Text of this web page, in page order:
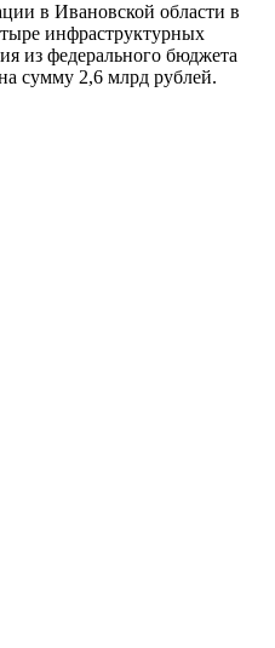
в Ивановской области в
инфраструктурных
из федерального бюджета
сумму 2,6 млрд рублей.